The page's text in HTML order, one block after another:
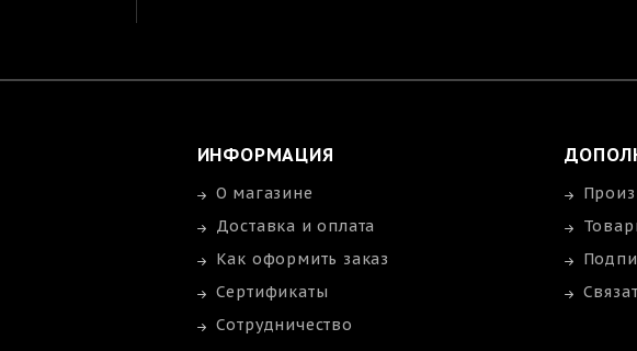
ИНФОРМАЦИЯ
О магазине
Доставка и оплата
Как оформить заказ
Сертификаты
Сотрудничество